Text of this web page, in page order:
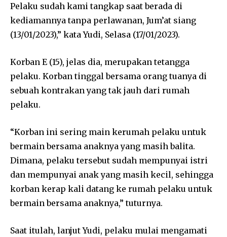
Pelaku sudah kami tangkap saat berada di
kediamannya tanpa perlawanan, Jum’at siang
(13/01/2023),” kata Yudi, Selasa (17/01/2023).
Korban E (15), jelas dia, merupakan tetangga
pelaku. Korban tinggal bersama orang tuanya di
sebuah kontrakan yang tak jauh dari rumah
pelaku.
“Korban ini sering main kerumah pelaku untuk
bermain bersama anaknya yang masih balita.
Dimana, pelaku tersebut sudah mempunyai istri
dan mempunyai anak yang masih kecil, sehingga
korban kerap kali datang ke rumah pelaku untuk
bermain bersama anaknya,” tuturnya.
Saat itulah, lanjut Yudi, pelaku mulai mengamati